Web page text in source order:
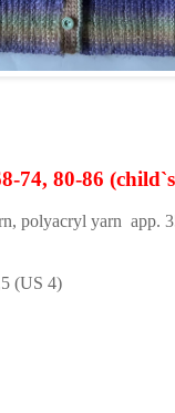
74, 80-86
polyacryl yarn app.
(US 4)